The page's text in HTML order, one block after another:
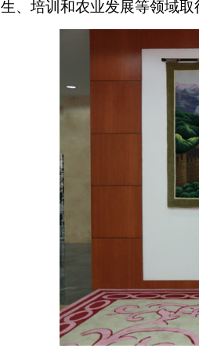
生、培训和农业发展等领域